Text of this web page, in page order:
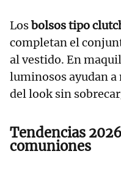
Losbolsos tipo
completan el
al vestido. En
luminosos ayudan
del look sin
Tendencias
comuniones